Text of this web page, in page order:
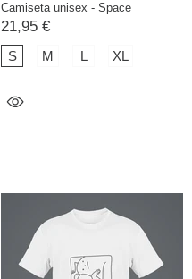
Camiseta unisex - Space
21,95 €
S M L XL